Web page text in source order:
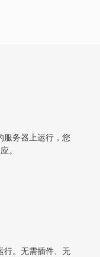
服务器上运行，您
。
行。无需插件、无